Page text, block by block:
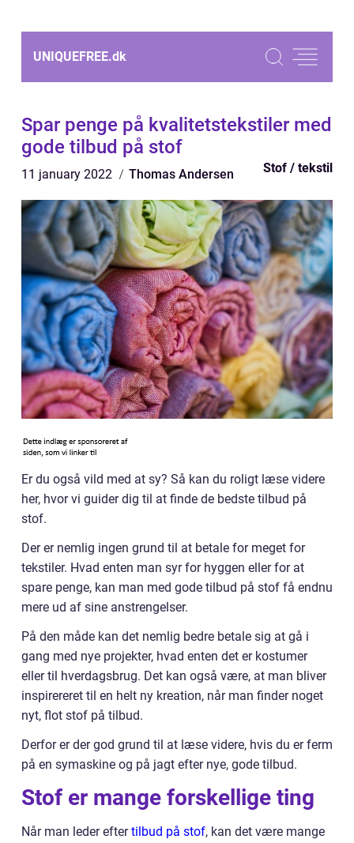
UNIQUEFREE.dk
Spar penge på kvalitetstekstiler med
gode tilbud på stof
11 january 2022 Thomas Andersen Stof / tekstil
Er du også vild med at sy? Så kan du roligt læse videre
her, hvor vi guider dig til at finde de bedste tilbud på
stof.
Der er nemlig ingen grund til at betale for meget for
tekstiler. Hvad enten man syr for hyggen eller for at
spare penge, kan man med gode tilbud på stof få endnu
mere ud af sine anstrengelser.
På den måde kan det nemlig bedre betale sig at gå i
gang med nye projekter, hvad enten det er kostumer
eller til hverdagsbrug. Det kan også være, at man bliver
inspirereret til en helt ny kreation, når man finder noget
nyt, flot stof på tilbud.
Derfor er der god grund til at læse videre, hvis du er ferm
på en symaskine og på jagt efter nye, gode tilbud.
Stof er mange forskellige ting
Når man leder eftertilbud på stof, kan det være mange